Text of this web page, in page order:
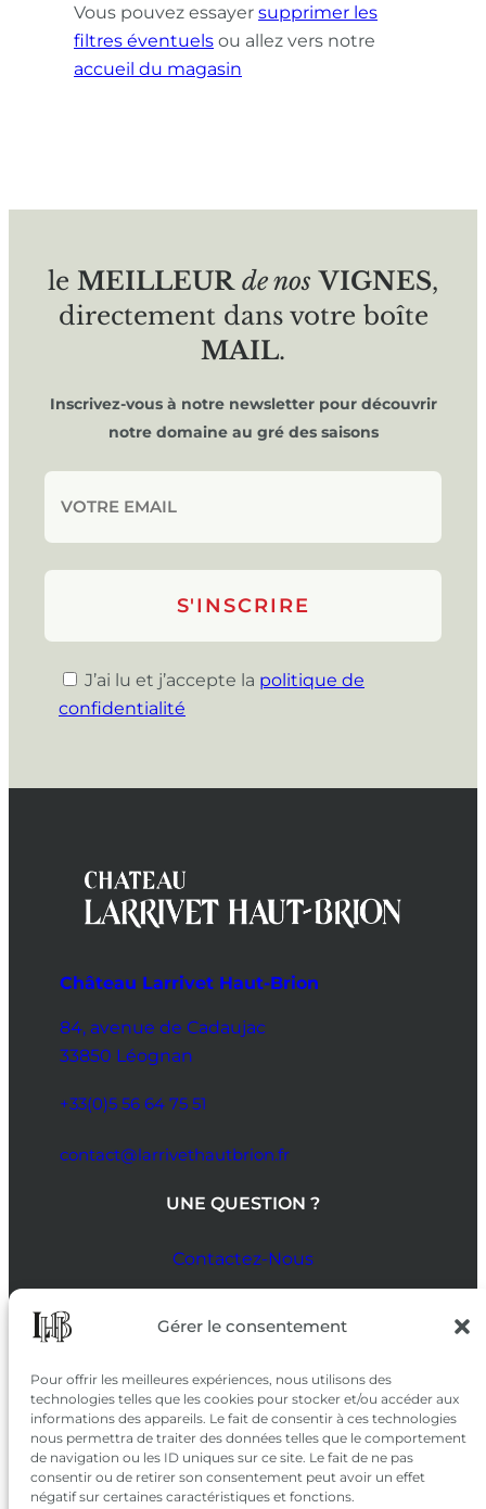
Gérer le consentement
Pour offrir les meilleures expériences, nous utilisons des
technologies telles que les cookies pour stocker et/ou accéder aux
informations des appareils. Le fait de consentir à ces technologies
nous permettra de traiter des données telles que le comportement
de navigation ou les ID uniques sur ce site. Le fait de ne pas
consentir ou de retirer son consentement peut avoir un effet
négatif sur certaines caractéristiques et fonctions.
Vous pouvez essayer supprimer les
filtres éventuels ou allez vers notre
accueil du magasin
le MEILLEUR de nos VIGNES,
directement dans votre boîte
MAIL.
Inscrivez-vous à notre newsletter pour découvrir
notre domaine au gré des saisons
J’ai lu et j’accepte la politique de
confidentialité
Château Larrivet Haut-Brion
84, avenue de Cadaujac
33850 Léognan
+33(0)5 56 64 75 51
contact@larrivethautbrion.fr
UNE QUESTION ?
Contactez-Nous
SUIVEZ-NOUS
SUR LES RÉSEAUX